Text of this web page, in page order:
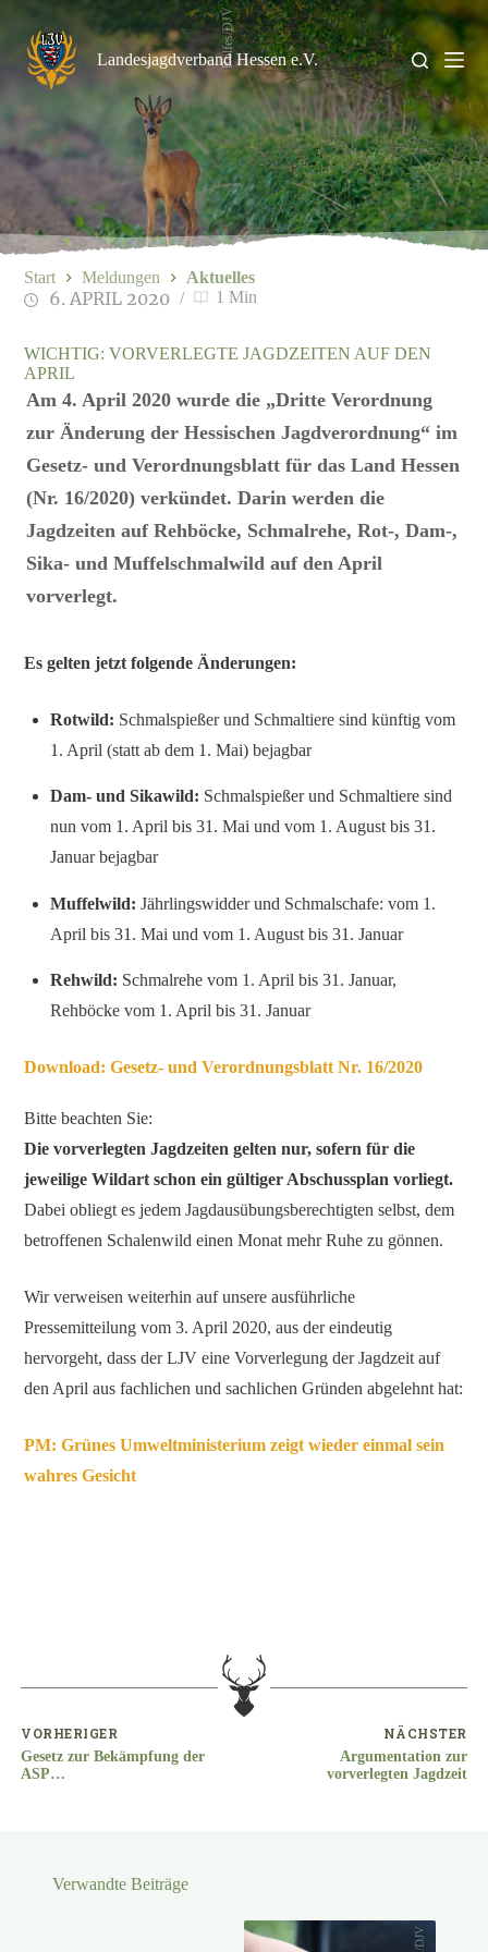
springen
Landesjagdverband Hessen e.V.
Rolfes/DJV
WICHTIG: VORVERLEGTE JAGDZEITEN AUF DEN
APRIL
Am 4. April 2020 wurde die „Dritte Verordnung
zur Änderung der Hessischen Jagdverordnung“ im
Gesetz- und Verordnungsblatt für das Land Hessen
(Nr. 16/2020) verkündet. Darin werden die
Jagdzeiten auf Rehböcke, Schmalrehe, Rot-, Dam-,
Sika- und Muffelschmalwild auf den April
vorverlegt.
6. APRIL 2020 1 Min
Start Meldungen Aktuelles
Es gelten jetzt folgende Änderungen:
Rotwild: Schmalspießer und Schmaltiere sind künftig vom
1. April (statt ab dem 1. Mai) bejagbar
Dam- und Sikawild: Schmalspießer und Schmaltiere sind
nun vom 1. April bis 31. Mai und vom 1. August bis 31.
Januar bejagbar
Muffelwild: Jährlingswidder und Schmalschafe: vom 1.
April bis 31. Mai und vom 1. August bis 31. Januar
Rehwild: Schmalrehe vom 1. April bis 31. Januar,
Rehböcke vom 1. April bis 31. Januar
Download: Gesetz- und Verordnungsblatt Nr. 16/2020
Bitte beachten Sie:
Die vorverlegten Jagdzeiten gelten nur, sofern für die
jeweilige Wildart schon ein gültiger Abschussplan vorliegt.
Dabei obliegt es jedem Jagdausübungsberechtigten selbst, dem
betroffenen Schalenwild einen Monat mehr Ruhe zu gönnen.
Wir verweisen weiterhin auf unsere ausführliche
Pressemitteilung vom 3. April 2020, aus der eindeutig
hervorgeht, dass der LJV eine Vorverlegung der Jagdzeit auf
den April aus fachlichen und sachlichen Gründen abgelehnt hat:
PM: Grünes Umweltministerium zeigt wieder einmal sein
wahres Gesicht
VORHERIGER
Gesetz zur Bekämpfung der
ASP
NÄCHSTER
Argumentation zur
vorverlegten Jagdzeit
Verwandte Beiträge